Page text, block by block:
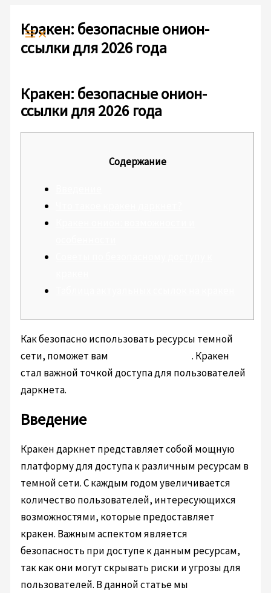
contenido
Кракен: безопасные онион-
ссылки для 2026 года
Кракен: безопасные онион-
ссылки для 2026 года
Содержание
Как безопасно использовать ресурсы темной
сети, поможет вам
https://kra2at.com. Кракен
стал важной точкой доступа для пользователей
даркнета.
Введение
Кракен даркнет представляет собой мощную
платформу для доступа к различным ресурсам в
темной сети. С каждым годом увеличивается
количество пользователей, интересующихся
возможностями, которые предоставляет
кракен. Важным аспектом является
безопасность при доступе к данным ресурсам,
так как они могут скрывать риски и угрозы для
пользователей. В данной статье мы
aquí...
electrónico*